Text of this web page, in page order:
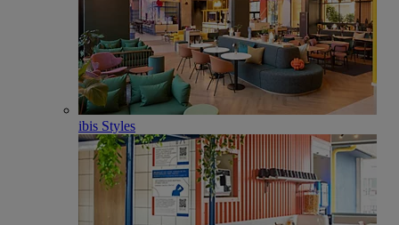
ibis Styles